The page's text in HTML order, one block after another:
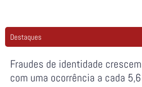
Destaques
Fraudes de identidade
com uma ocorrência a cada